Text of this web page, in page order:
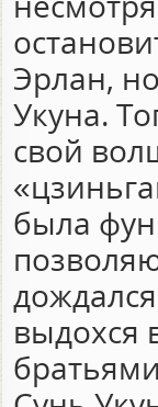
Эрлан,
Укуна.
свой
была
выдохся